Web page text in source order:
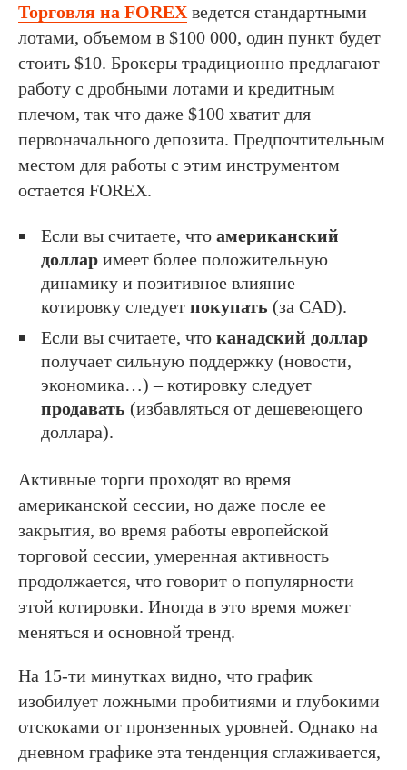
Торговля на FOREX ведется стандартными
лотами, объемом в $100 000, один пункт будет
стоить $10. Брокеры традиционно предлагают
работу с дробными лотами и кредитным
плечом, так что даже $100 хватит для
первоначального депозита. Предпочтительным
местом для работы с этим инструментом
остается FOREX.
Если вы считаете, что американский
доллар имеет более положительную
динамику и позитивное влияние –
котировку следует покупать (за CAD).
Если вы считаете, что канадский доллар
получает сильную поддержку (новости,
экономика…) – котировку следует
продавать (избавляться от дешевеющего
доллара).
Активные торги проходят во время
американской сессии, но даже после ее
закрытия, во время работы европейской
торговой сессии, умеренная активность
продолжается, что говорит о популярности
этой котировки. Иногда в это время может
меняться и основной тренд.
На 15-ти минутках видно, что график
изобилует ложными пробитиями и глубокими
отскоками от пронзенных уровней. Однако на
дневном графике эта тенденция сглаживается,